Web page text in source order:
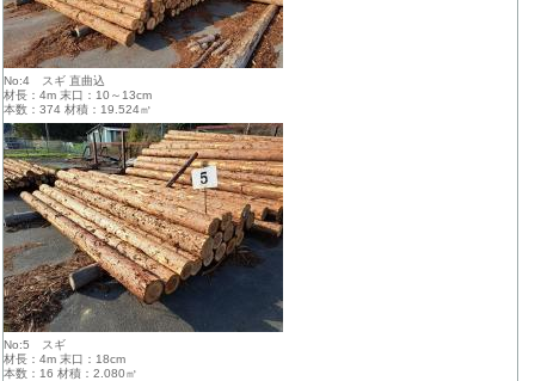
No:4 スギ 直曲込
材長：4m 末口：10～13cm
本数：374 材積：19.524㎥
No:5 スギ
材長：4m 末口：18cm
本数：16 材積：2.080㎥